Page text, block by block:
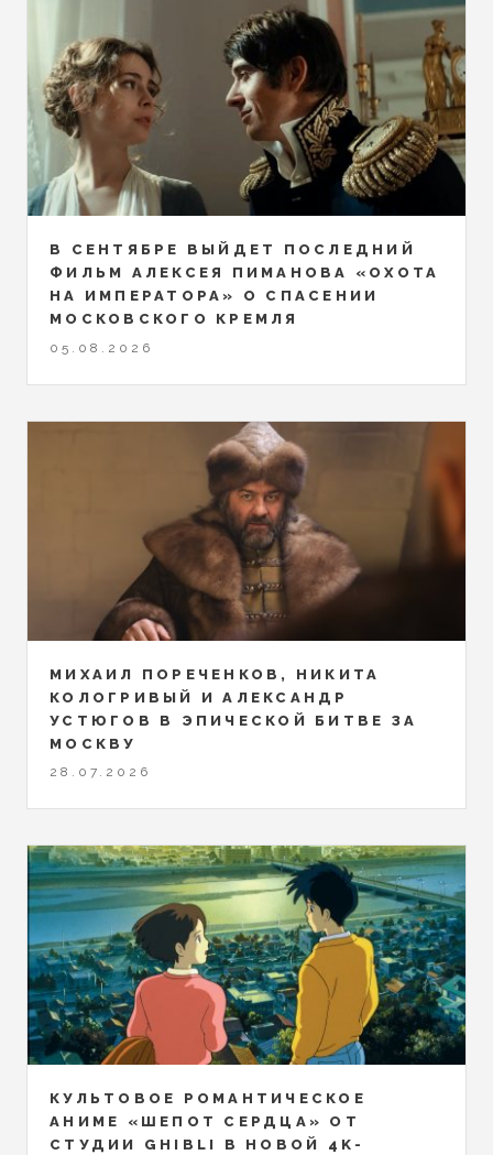
В СЕНТЯБРЕ ВЫЙДЕТ ПОСЛЕДНИЙ
ФИЛЬМ АЛЕКСЕЯ ПИМАНОВА «ОХОТА
НА ИМПЕРАТОРА» О СПАСЕНИИ
МОСКОВСКОГО КРЕМЛЯ
05.08.2026
МИХАИЛ ПОРЕЧЕНКОВ, НИКИТА
КОЛОГРИВЫЙ И АЛЕКСАНДР
УСТЮГОВ В ЭПИЧЕСКОЙ БИТВЕ ЗА
МОСКВУ
28.07.2026
КУЛЬТОВОЕ РОМАНТИЧЕСКОЕ
АНИМЕ «ШЕПОТ СЕРДЦА» ОТ
СТУДИИ GHIBLI В НОВОЙ 4K-